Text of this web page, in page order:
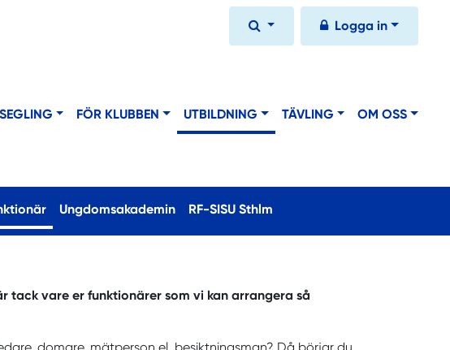
Logga in
FÖR KLUBBEN UTBILDNING TÄVLING OM OSS
(current)
Ungdomsakademin RF-SISU Sthlm
tack vare er funktionärer som vi kan arrangera så